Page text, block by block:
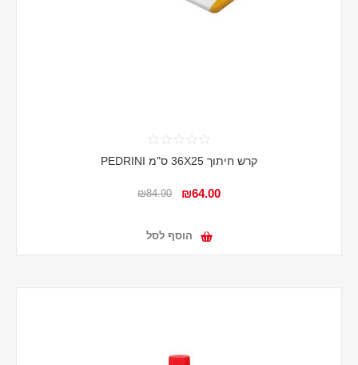
קרש חיתוך 36X25 ס"מ PEDRINI
₪64.00
₪84.90
הוסף לסל